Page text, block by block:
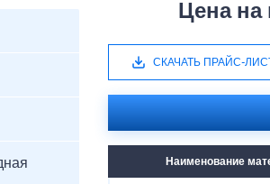
Цена
СКАЧАТЬ ПРАЙС-
Наименование